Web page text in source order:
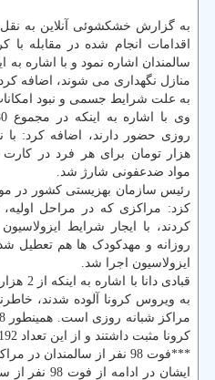
به گزارش خشکشوئی آنلاین به نقل
اقدامات انجام شده در مقابله با
سالمندان اشاره نمود و با اشاره به
منازل نگهداری می شوند، اضافه
به علت شرایط جسمی و نبود
هزار تومان برای هر فرد در
مواد ضدعفونی شارژ شد.
رئیس سازمان بهزیستی کشور در
کزد: مراکزی که در مراحل اولیه،
کردند، با ایجار شرایط
روزانه و مهدکودک ها هم تعطیل
ایزولاسیون اجرا شد.
کرونا مثبت داشتند و از این تعداد 192 نفر بهبود یافتند.
***فوت 98 نفر از سالمندان در مراکز به دنبال کرونا
ایشان در